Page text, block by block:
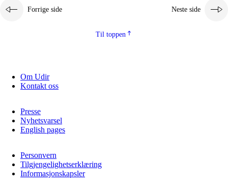
Forrige side Neste side
Til toppen
Om Udir
Kontakt oss
Presse
Nyhetsvarsel
English pages
Personvern
Tilgjengelighetserklæring
Informasjonskapsler